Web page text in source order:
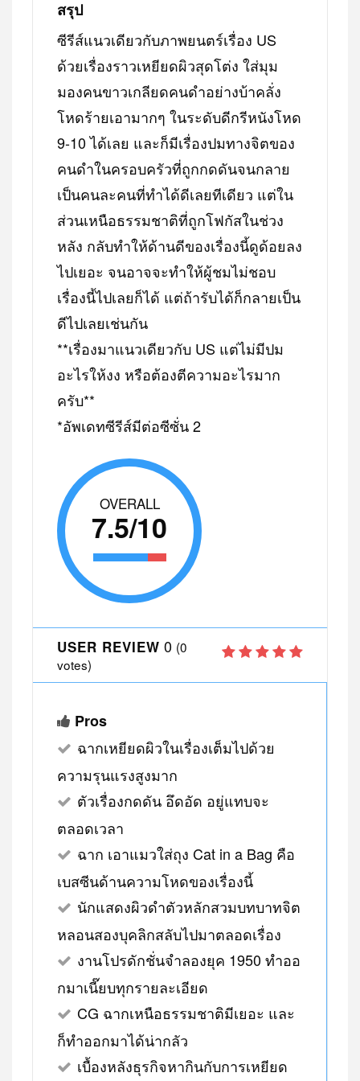
สรุป
ซีรีส์แนวเดียวกับภาพยนตร์เรื่อง US
ด้วยเรื่องราวเหยียดผิวสุดโต่ง ใส่มุม
มองคนขาวเกลียดคนดำอย่างบ้าคลั่ง
โหดร้ายเอามากๆ ในระดับดีกรีหนังโหด
9-10 ได้เลย และก็มีเรื่องปมทางจิตของ
คนดำในครอบครัวที่ถูกกดดันจนกลาย
เป็นคนละคนที่ทำได้ดีเลยทีเดียว แต่ใน
ส่วนเหนือธรรมชาติที่ถูกโฟกัสในช่วง
หลัง กลับทำให้ด้านดีของเรื่องนี้ดูด้อยลง
ไปเยอะ จนอาจจะทำให้ผู้ชมไม่ชอบ
เรื่องนี้ไปเลยก็ได้ แต่ถ้ารับได้ก็กลายเป็น
ดีไปเลยเช่นกัน
**เรื่องมาแนวเดียวกับ US แต่ไม่มีปม
อะไรให้งง หรือต้องตีความอะไรมาก
ครับ**
*อัพเดทซีรีส์มีต่อซีซั่น 2
OVERALL
7.5/10
USER REVIEW 0 (0
votes)
Pros
ฉากเหยียดผิวในเรื่องเต็มไปด้วย
ความรุนแรงสูงมาก
ตัวเรื่องกดดัน อึดอัด อยู่แทบจะ
ตลอดเวลา
ฉาก เอาแมวใส่ถุง Cat in a Bag คือ
เบสซีนด้านความโหดของเรื่องนี้
นักแสดงผิวดำตัวหลักสวมบทบาทจิต
หลอนสองบุคลิกสลับไปมาตลอดเรื่อง
งานโปรดักชั่นจำลองยุค 1950 ทำออ
กมาเนี๊ยบทุกรายละเอียด
CG ฉากเหนือธรรมชาติมีเยอะ และ
ก็ทำออกมาได้น่ากลัว
เบื้องหลังธุรกิจหากินกับการเหยียด